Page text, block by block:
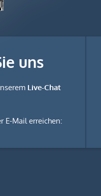
uns
Live-Chat
E-Mail erreichen: